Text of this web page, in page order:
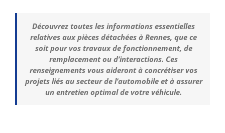
Découvrez toutes les informations essentielles
relatives aux pièces détachées à Rennes, que ce
soit pour vos travaux de fonctionnement, de
remplacement ou d’interactions. Ces
renseignements vous aideront à concrétiser vos
projets liés au secteur de l’automobile et à assurer
un entretien optimal de votre véhicule.